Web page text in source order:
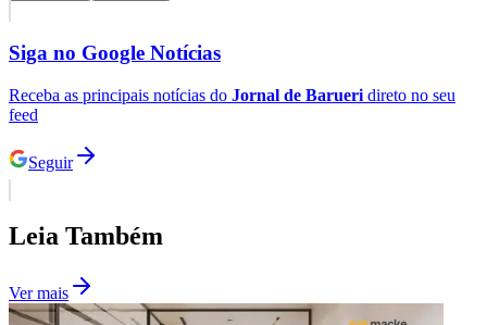
Atlético-MG
Siga no Google Notícias
Receba as principais notícias do Jornal de Barueri direto no seu
feed
Seguir
Leia Também
Ver mais